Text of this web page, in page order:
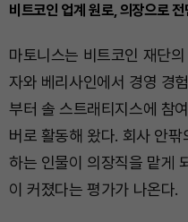
비트코인 업계 원로, 의장으로 전
마토니스는 비트코인 재단
자와 베리사인에서 경영 경
부터 솔 스트래티지스에 참
버로 활동해 왔다. 회사 안
하는 인물이 의장직을 맡게
이 커졌다는 평가가 나온다.